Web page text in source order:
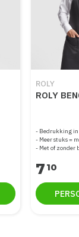
ROLY
ROLY
Bedrukking in
Meer stuks =
Met of zonder
7 10